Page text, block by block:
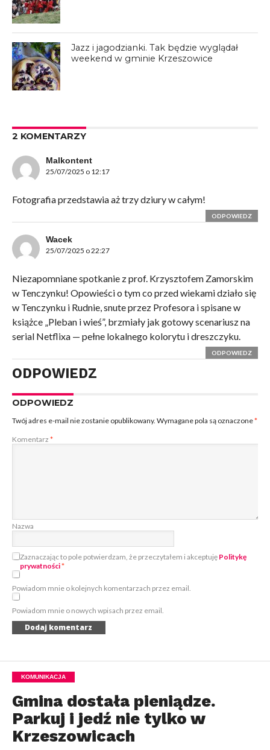
Jazz i jagodzianki. Tak będzie wyglądał
weekend w gminie Krzeszowice
2 KOMENTARZY
Malkontent
25/07/2025 o 12:17
Fotografia przedstawia aż trzy dziury w całym!
ODPOWIEDZ
Wacek
25/07/2025 o 22:27
Niezapomniane spotkanie z prof. Krzysztofem Zamorskim
w Tenczynku! Opowieści o tym co przed wiekami działo się
w Tenczynku i Rudnie, snute przez Profesora i spisane w
książce „Pleban i wieś”, brzmiały jak gotowy scenariusz na
serial Netflixa — pełne lokalnego kolorytu i dreszczyku.
ODPOWIEDZ
ODPOWIEDZ
ODPOWIEDZ
Twój adres e-mail nie zostanie opublikowany. Wymagane pola są oznaczone*
Komentarz *
Nazwa
Zaznaczając to pole potwierdzam, że przeczytałem i akceptuję Politykę
prywatności*
Powiadom mnie o kolejnych komentarzach przez email.
Powiadom mnie o nowych wpisach przez email.
KOMUNIKACJA
Gmina dostała pieniądze.
Parkuj i jedź nie tylko w
Krzeszowicach